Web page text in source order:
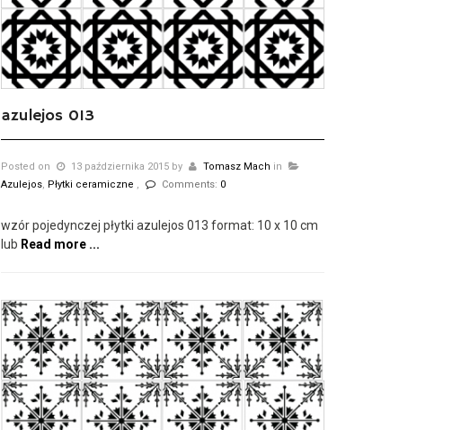
azulejos 013
Posted on 13 października 2015 by Tomasz Mach in
Azulejos, Płytki ceramiczne , Comments: 0
wzór pojedynczej płytki azulejos 013 format: 10 x 10 cm
lub Read more ...